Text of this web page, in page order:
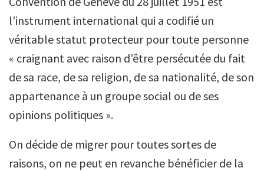
l’instrument international qui a codifié un
véritable statut protecteur pour toute personne
« craignant avec raison d’être persécutée du fait
de sa race, de sa religion, de sa nationalité, de son
appartenance à un groupe social ou de ses
opinions politiques ».
On décide de migrer pour toutes sortes de
raisons, on ne peut en revanche bénéficier de la